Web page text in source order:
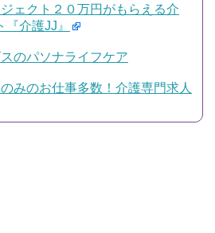
ェクト２０万円がもらえる介
介護JJ』
のパソナライフケア
みのお仕事多数！介護専門求人